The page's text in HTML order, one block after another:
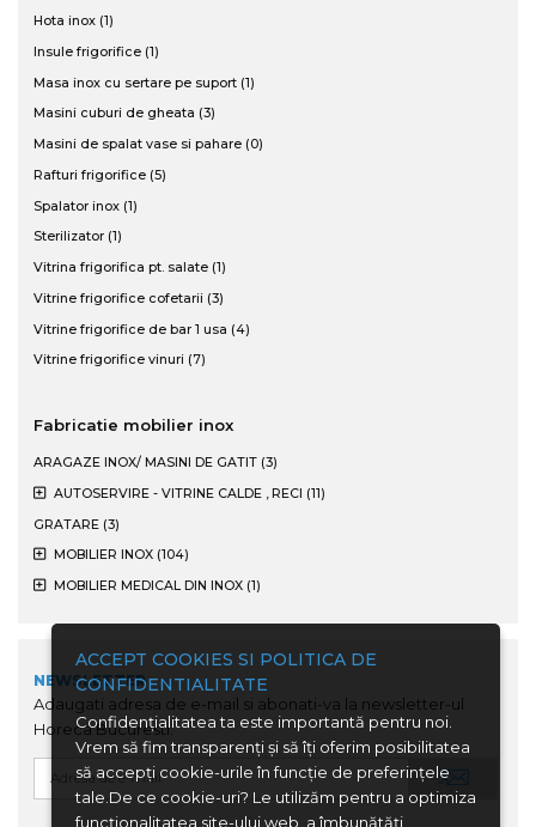
Hota inox (1)
Insule frigorifice (1)
Masa inox cu sertare pe suport (1)
Masini cuburi de gheata (3)
Masini de spalat vase si pahare (0)
Rafturi frigorifice (5)
Spalator inox (1)
Sterilizator (1)
Vitrina frigorifica pt. salate (1)
Vitrine frigorifice cofetarii (3)
Vitrine frigorifice de bar 1 usa (4)
Vitrine frigorifice vinuri (7)
Fabricatie mobilier inox
ARAGAZE INOX/ MASINI DE GATIT (3)
AUTOSERVIRE - VITRINE CALDE , RECI (11)
GRATARE (3)
MOBILIER INOX (104)
MOBILIER MEDICAL DIN INOX (1)
NEWSLETTER
Adaugati adresa de e-mail si abonati-va la newsletter-ul
Horeca Bucuresti.
ACCEPT COOKIES SI POLITICA DE
CONFIDENTIALITATE
Confidenţialitatea ta este importantă pentru noi.
Vrem să fim transparenţi și să îţi oferim posibilitatea
să accepţi cookie-urile în funcţie de preferinţele
tale.De ce cookie-uri? Le utilizăm pentru a optimiza
funcţionalitatea site-ului web, a îmbunătăţi